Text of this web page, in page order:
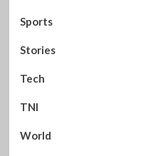
Sports
Stories
Tech
TNI
World